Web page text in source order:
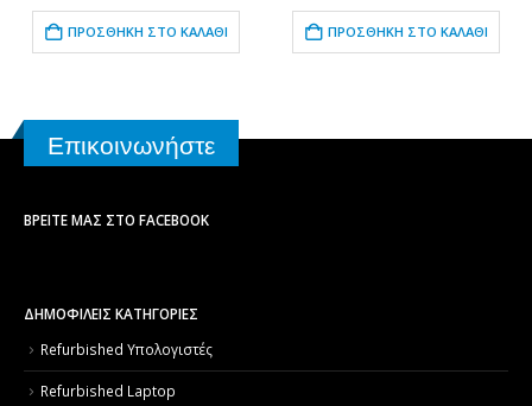
ΠΡΟΣΘΉΚΗ ΣΤΟ ΚΑΛΆΘΙ ΠΡΟΣΘΉΚΗ ΣΤΟ ΚΑΛΆΘΙ
Επικοινωνήστε
ΒΡΕΊΤΕ ΜΑΣ ΣΤΟ FACEBOOK
ΔΗΜΟΦΙΛΕΙΣ ΚΑΤΗΓΟΡΙΕΣ
Refurbished Υπολογιστές
Refurbished Laptop